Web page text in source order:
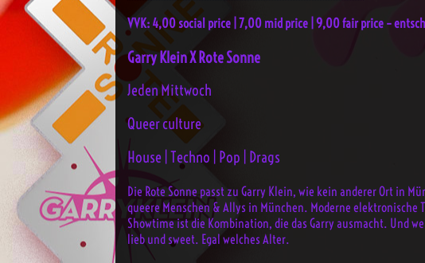
VVK: 4,00 social price | 7,00 mid price | 9,00 fair price –
Garry Klein X Rote Sonne
Jeden Mittwoch
Queer culture
House | Techno | Pop | Drags
Die Rote Sonne passt zu Garry Klein, wie kein anderer Ort in
queere Menschen & Allys in München. Moderne
Showtime ist die Kombination, die das Garry ausmacht. Und
lieb und sweet. Egal welches Alter.